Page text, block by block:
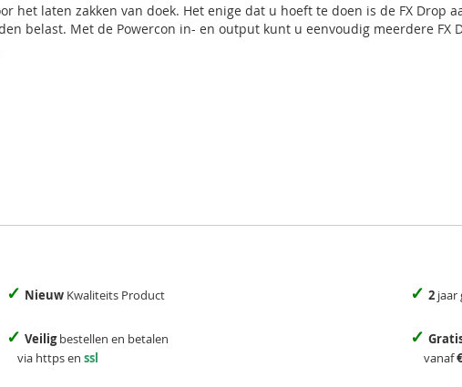
het laten zakken van doek. Het enige dat u hoeft te doen is de FX Drop
belast. Met de Powercon in- en output kunt u eenvoudig meerdere FX
✓ Nieuw Kwaliteits Product ✓ 2 jaar
✓ Veiligbestellen en betalen
via https en ssl
✓
vanaf